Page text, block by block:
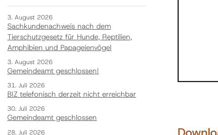
3. August 2026
Sachkundenachweis nach dem
Tierschutzgesetz für Hunde, Reptilien,
Amphibien und Papageienvögel
3. August 2026
Gemeindeamt geschlossen!
31. Juli 2026
BIZ telefonisch derzeit nicht erreichbar
30. Juli 2026
Gemeindeamt geschlossen
28. Juli 2026